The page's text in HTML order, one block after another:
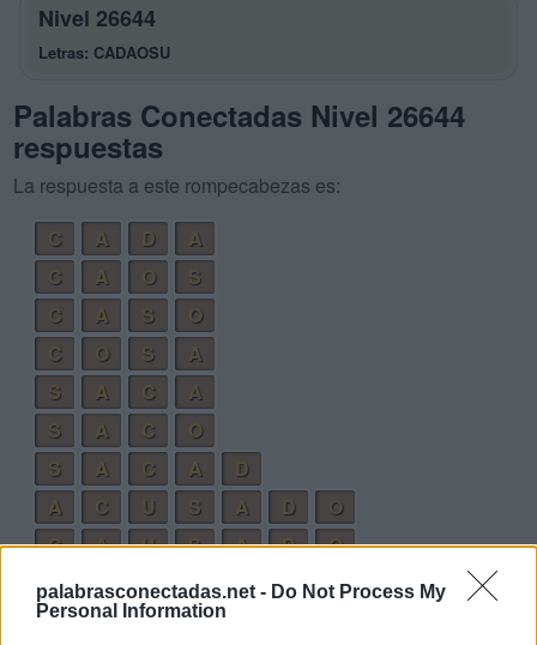
palabrasconectadas.net - Do Not Process My
Personal Information
Nivel 26644
Letras: CADAOSU
Palabras Conectadas Nivel 26644
respuestas
La respuesta a este rompecabezas es:
C
A D
A
C
A O
S
C
A S
O
C
O S
A
S
A C
A
S
A C
O
S
A C A
D
A
C U S A D
O
C
A U S A D
O
Palabras extra: